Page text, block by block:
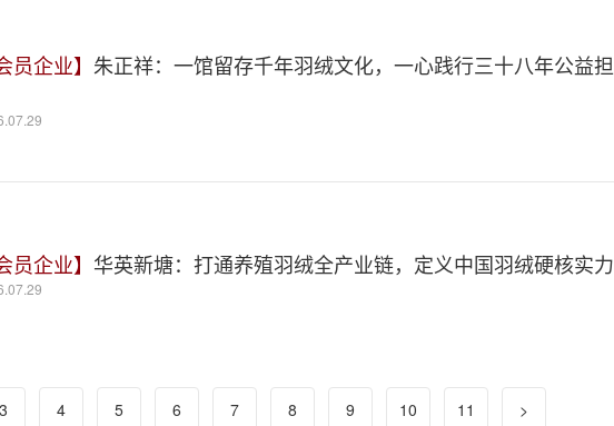
员企业】 朱正祥：一馆留存千年羽绒文化，一心践行三十八年公益担
员企业】 华英新塘：打通养殖羽绒全产业链，定义中国羽绒硬核实力
3 4 5 6 7 8 9 10 11 >